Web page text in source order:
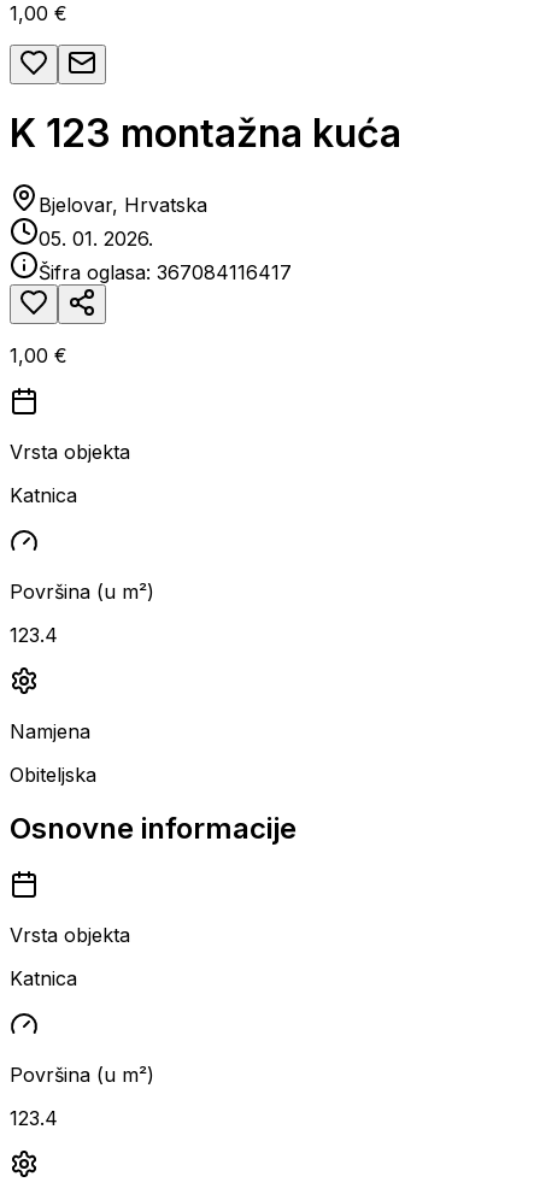
1,00 €
K 123 montažna kuća
Bjelovar, Hrvatska
05. 01. 2026.
Šifra oglasa: 367084116417
1,00 €
Vrsta objekta
Katnica
Površina (u m²)
123.4
Namjena
Obiteljska
Osnovne informacije
Vrsta objekta
Katnica
Površina (u m²)
123.4